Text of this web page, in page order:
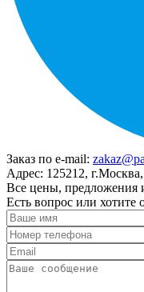
Заказ по e-mail:
Адрес: 125212,
Все цены, предложения
Есть вопрос или хотите